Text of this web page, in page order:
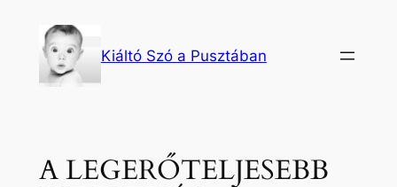
tartalomhoz
Kiáltó Szó a Pusztában
A LEGERŐTELJESEBB